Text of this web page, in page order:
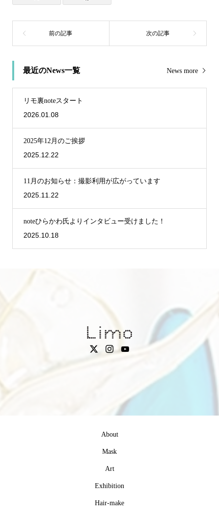
最近のNews一覧 News more
リモ裏noteスタート
2026.01.08
2025年12月のご挨拶
2025.12.22
11月のお知らせ：撮影利用が広がっています
2025.11.22
noteひらかわ氏よりインタビュー受けました！
2025.10.18
About
Mask
Art
Exhibition
Hair-make